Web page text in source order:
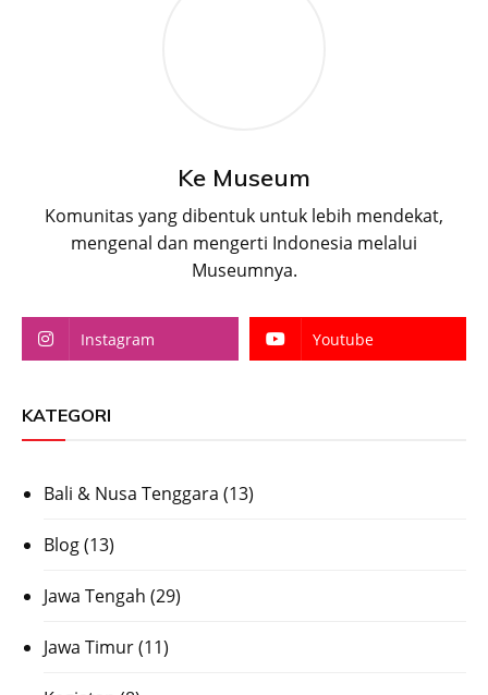
Ke Museum
Komunitas yang dibentuk untuk lebih mendekat,
mengenal dan mengerti Indonesia melalui
Museumnya.
Instagram Youtube
KATEGORI
Bali & Nusa Tenggara (13)
Blog(13)
Jawa Tengah (29)
Jawa Timur(11)